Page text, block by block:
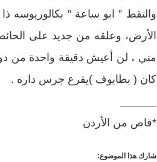
والتقط ” ابو ساعة ” بكالوريوسه
الأرض، وعلقه من جديد على
مني ، لن أعيش دقيقة واحدة من
كان ( بطابوف )يقرع جرس داره .
*قاص من الأردن
شارك هذا الموضوع: